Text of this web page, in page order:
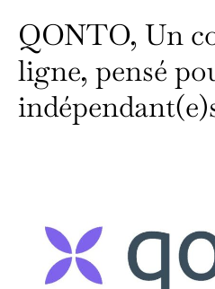
QONTO, Un
ligne, pensé